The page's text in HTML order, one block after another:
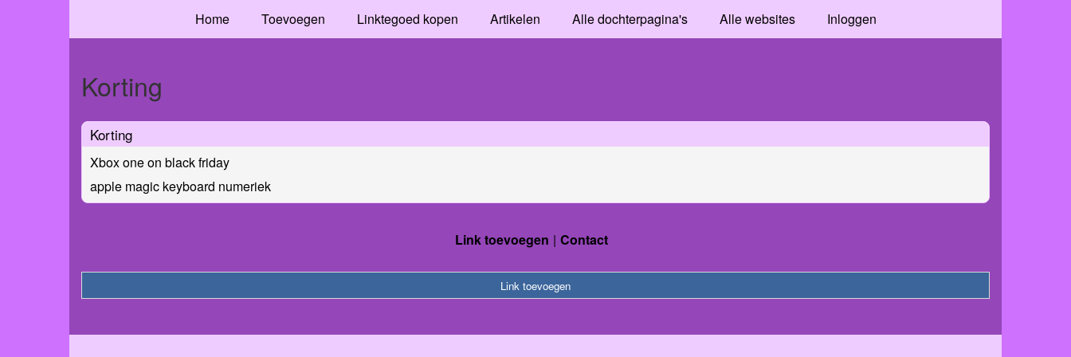
Home Toevoegen Linktegoed kopen Artikelen Alle dochterpagina's Alle websites Inloggen
Korting
Korting
Xbox one on black friday
apple magic keyboard numeriek
Link toevoegen Contact
Link toevoegen